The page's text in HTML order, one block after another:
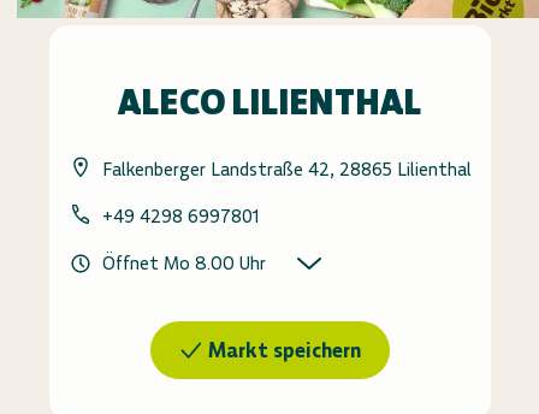
ALECO LILIENTHAL
Falkenberger Landstraße 42, 28865 Lilienthal
+49 4298 6997801
Öffnet Mo 8.00 Uhr
Markt speichern